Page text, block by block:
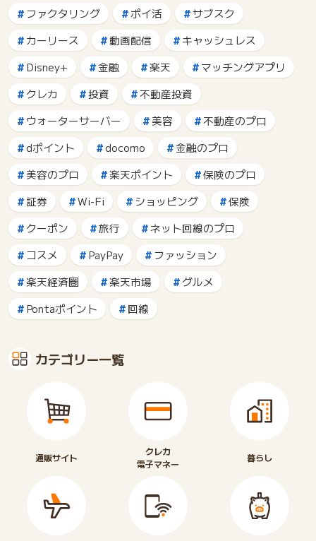
ファクタリング
ポイ活
サブスク
カーリース
動画配信
キャッシュレス
Disney+
金融 楽天
マッチングアプリ
クレカ
投資
不動産投資
ウォーターサーバー
美容
不動産のプロ
dポイント
docomo
金融のプロ
美容のプロ
楽天ポイント
保険のプロ
証券
Wi-Fi ショッピング
保険
クーポン
旅行
ネット回線のプロ
コスメ
PayPay
ファッション
楽天経済圏
楽天市場
グルメ
Pontaポイント
回線
カテゴリー一覧
通販サイト
クレカ
電子マネー
暮らし